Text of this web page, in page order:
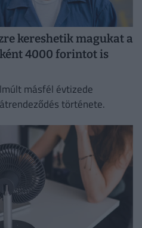
kereshetik magukat a
4000 forintot is
másfél évtizede
története.